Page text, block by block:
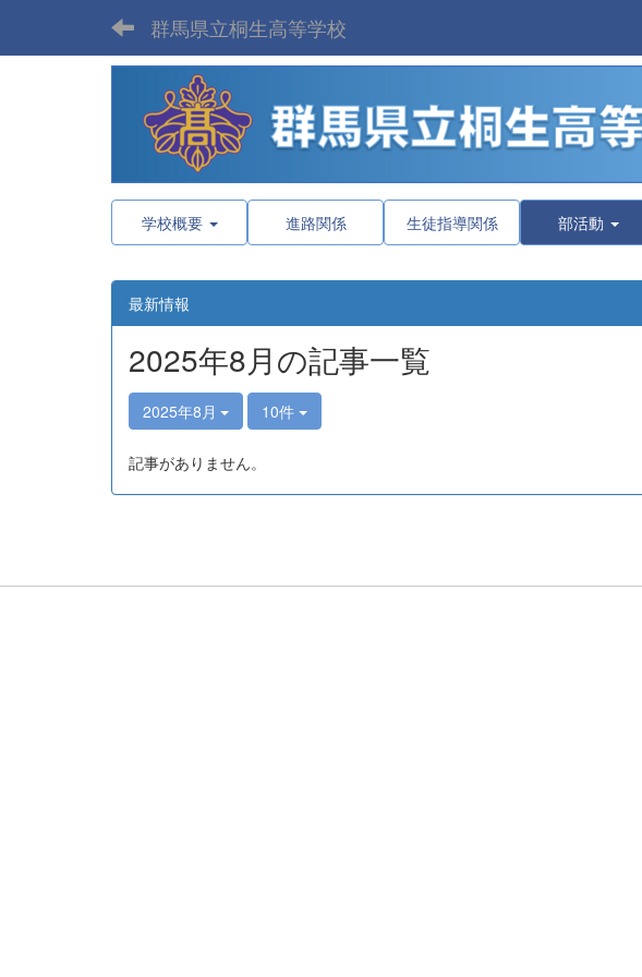
群馬県立桐生高等学校
学校概要 進路関係 生徒指導関係 部活動
最新情報
2025年8月の記事一覧
2025年8月 10件
記事がありません。